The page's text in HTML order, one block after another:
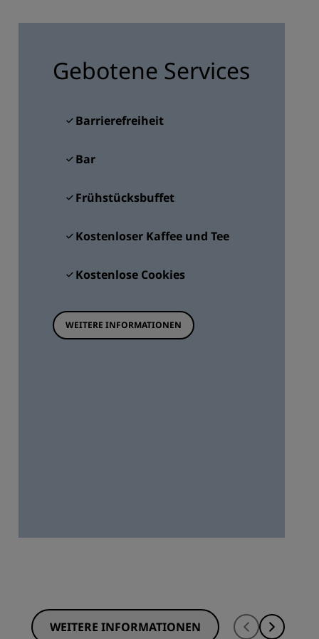
Gebotene Services
Barrierefreiheit
Bar
Frühstücksbuffet
Kostenloser Kaffee und Tee
Kostenlose Cookies
WEITERE INFORMATIONEN
WEITERE INFORMATIONEN